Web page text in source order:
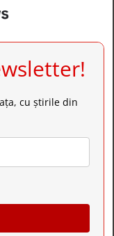
cu știrile din